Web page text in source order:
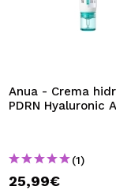
No tengo cuenta
QUIERO
tus compras
pedidos y
Anua - Crema
PDRN Hyaluronic
(1)
25,99€